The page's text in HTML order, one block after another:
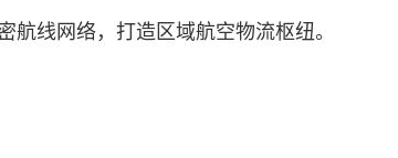
线网络，打造区域航空物流枢纽。